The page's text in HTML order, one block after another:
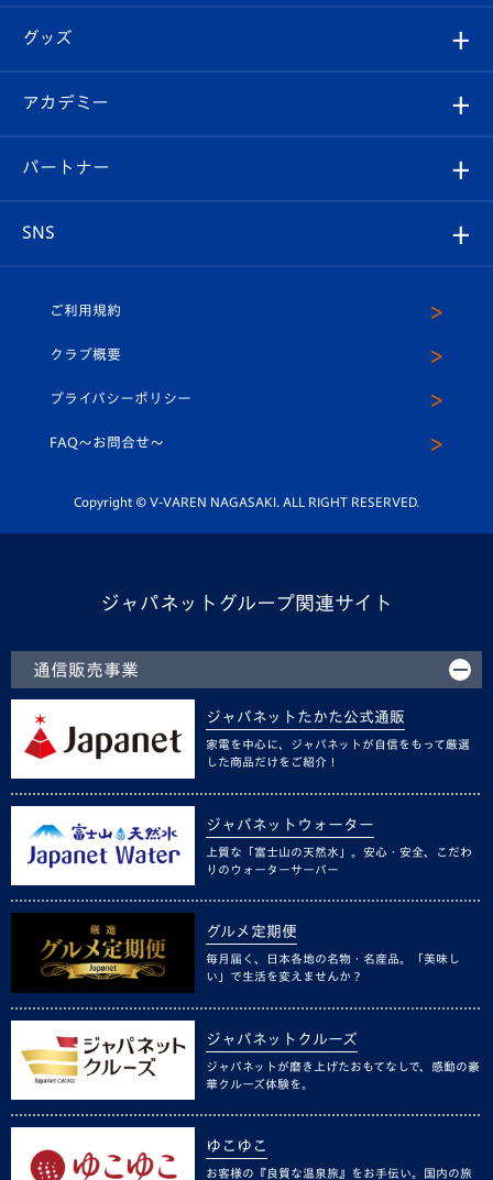
チケット
イベント
メディア
ホームタウン
スタッフプロフィール
マスコット紹介
平和祈念活動
ホームタウン活動
はじめての観戦ガイド
Revive Team
ヴィヴィくんの長崎おもてなしガイド
フォトギャラリー
スタジアムグルメ
チケット
V-LOVERS（ファンクラブ）
プレイヤーズスイート
グッズ
オンラインショップ
店舗情報
アカデミー
育成からのお知らせ
U-18
スクール
パートナー
SNS
ヴィヴィくんインスタグラム
公式LINE＠
ご利用規約
クラブ概要
プライバシーポリシー
FAQ〜お問合せ〜
Copyright © V-VAREN NAGASAKI. ALL RIGHT RESERVED.
ジャパネットグループ関連サイト
通信販売事業
ジャパネットたかた公式通販
家電を中心に、ジャパネットが自信をもって厳選
した商品だけをご紹介！
ジャパネットウォーター
上質な「富士山の天然水」。安心・安全、こだわ
りのウォーターサーバー
グルメ定期便
毎月届く、日本各地の名物・名産品。「美味し
い」で生活を変えませんか？
ジャパネットクルーズ
ジャパネットが磨き上げたおもてなしで、感動の豪
華クルーズ体験を。
ゆこゆこ
お客様の『良質な温泉旅』をお手伝い。国内の旅